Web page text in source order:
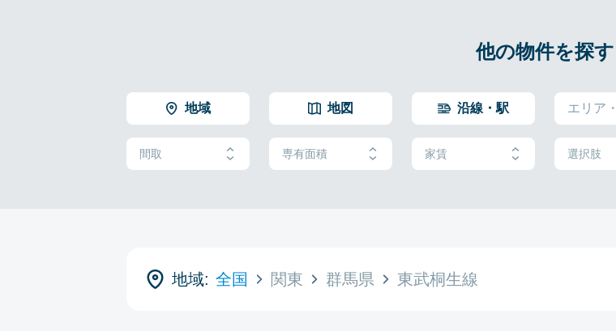
他の物件を探す
地域 地図 沿線・駅
間取 専有面積 家賃 選択肢
地域: 全国 関東 群馬県 東武桐生線